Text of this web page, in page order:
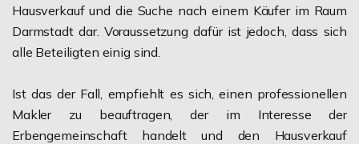
Hausverkauf und die Suche nach einem Käufer im Raum
Darmstadt dar. Voraussetzung dafür ist jedoch, dass sich
alle Beteiligten einig sind.
Ist das der Fall, empfiehlt es sich, einen professionellen
Makler zu beauftragen, der im Interesse der
Erbengemeinschaft handelt und den Hausverkauf